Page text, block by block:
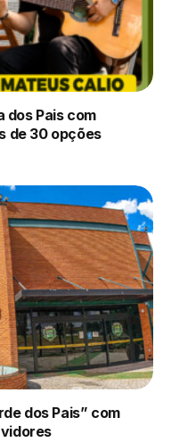
dos Pais com
de 30 opções
dos Pais” com